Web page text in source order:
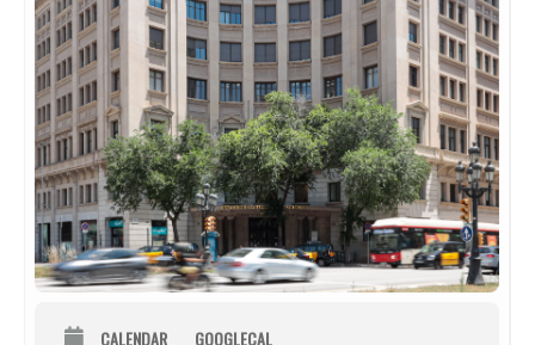
CALENDAR GOOGLECAL